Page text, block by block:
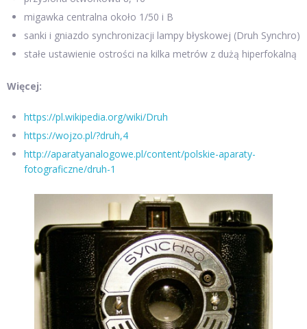
migawka centralna około 1/50 i B
sanki i gniazdo synchronizacji lampy błyskowej (Druh Synchro)
stałe ustawienie ostrości na kilka metrów z dużą hiperfokalną
Więcej:
https://pl.wikipedia.org/wiki/Druh
https://wojzo.pl/?druh,4
http://aparatyanalogowe.pl/content/polskie-aparaty-
fotograficzne/druh-1